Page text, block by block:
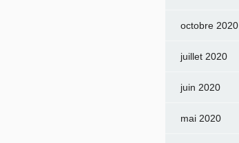
octobre 2020
juillet 2020
juin 2020
mai 2020